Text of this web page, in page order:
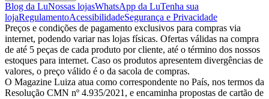
Blog da LuNossas lojasWhatsApp da LuTenha sua
lojaRegulamentoAcessibilidadeSegurança e Privacidade
Preços e condições de pagamento exclusivos para compras via
internet, podendo variar nas lojas físicas. Ofertas válidas na compra
de até 5 peças de cada produto por cliente, até o término dos nossos
estoques para internet. Caso os produtos apresentem divergências de
valores, o preço válido é o da sacola de compras.
O Magazine Luiza atua como correspondente no País, nos termos da
Resolução CMN nº 4.935/2021, e encaminha propostas de cartão de